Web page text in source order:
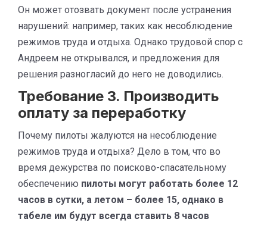
Он может отозвать документ после устранения
нарушений: например, таких как несоблюдение
режимов труда и отдыха. Однако трудовой спор с
Андреем не открывался, и предложения для
решения разногласий до него не доводились.
Требование 3. Производить
оплату за переработку
Почему пилоты жалуются на несоблюдение
режимов труда и отдыха? Дело в том, что во
время дежурства по поисково-спасательному
обеспечению пилоты могут работать более 12
часов в сутки, а летом – более 15, однако в
табеле им будут всегда ставить 8 часов